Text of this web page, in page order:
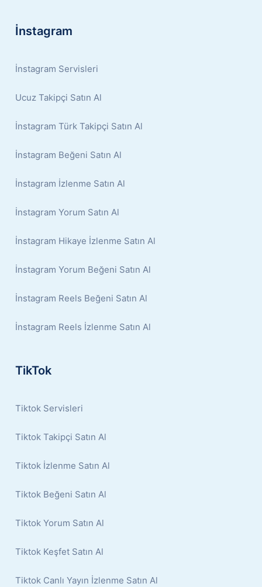
İnstagram
İnstagram Servisleri
Ucuz Takipçi Satın Al
İnstagram Türk Takipçi Satın Al
İnstagram Beğeni Satın Al
İnstagram İzlenme Satın Al
İnstagram Yorum Satın Al
İnstagram Hikaye İzlenme Satın Al
İnstagram Yorum Beğeni Satın Al
İnstagram Reels Beğeni Satın Al
İnstagram Reels İzlenme Satın Al
TikTok
Tiktok Servisleri
Tiktok Takipçi Satın Al
Tiktok İzlenme Satın Al
Tiktok Beğeni Satın Al
Tiktok Yorum Satın Al
Tiktok Keşfet Satın Al
Tiktok Canlı Yayın İzlenme Satın Al